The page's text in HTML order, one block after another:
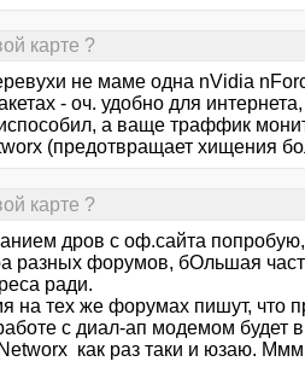
карте ?
не маме одна nVidia
- оч. удобно для
а ваще траффик
(предотвращает хищения
карте ?
дров с оф.сайта
разных форумов, бОльшая
ради.
на тех же форумах пишут, что
с диал-ап модемом будет
как раз таки и юзаю.